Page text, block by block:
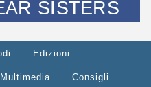
SISTERS
Edizioni
Multimedia Consigli